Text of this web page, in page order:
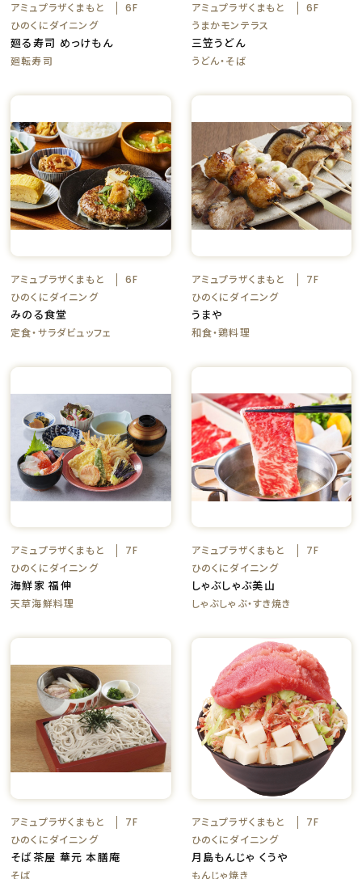
アミュプラザくまもと
6F
ひのくにダイニング
廻る寿司 めっけもん
廻転寿司
アミュプラザくまもと
6F
うまかモンテラス
三笠うどん
うどん・そば
アミュプラザくまもと
6F
ひのくにダイニング
みのる食堂
定食・サラダビュッフェ
アミュプラザくまもと
7F
ひのくにダイニング
うまや
和食・鶏料理
アミュプラザくまもと
7F
ひのくにダイニング
海鮮家 福伸
天草海鮮料理
アミュプラザくまもと
7F
ひのくにダイニング
しゃぶしゃぶ美山
しゃぶしゃぶ・すき焼き
アミュプラザくまもと
7F
ひのくにダイニング
そば茶屋 華元 本膳庵
そば
アミュプラザくまもと
7F
ひのくにダイニング
月島もんじゃ くうや
もんじゃ焼き